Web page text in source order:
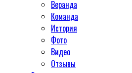
Веранда
Команда
История
Фото
Видео
Отзывы